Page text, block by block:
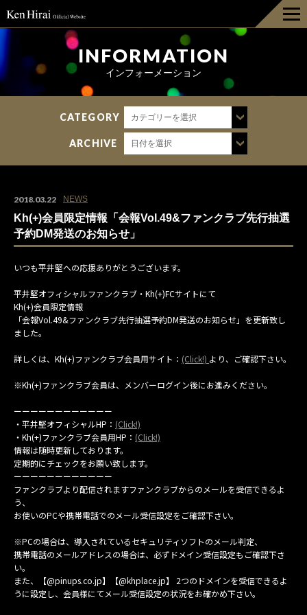
INFORMATION
DISCOGRAPHY
BIOGRAPHY
GOODS
FAN CLUB
MAIL MAGAZINE
INFORMATION
インフォーメーション
CATEGORY カテゴリーを選択
ARCHIVE 日付を選択
2018.03.22 NEWS
Kh(+)会員限定情報「会報Vol.49&ファンクラブ先行抽選
予約DM発送のお知らせ」
いつも平井堅への応援ありがとうございます。
平井堅オフィシャルファンクラブ・Kh(+)FCサイトにて
Kh(+)会員限定情報
「会報Vol.49&ファンクラブ先行抽選予約DM発送のお知らせ」を更新致し
ました。
詳しくは、Kh(+)ファンクラブ会員用サイト： (Click!) より、ご確認下さい。
※Kh(+)ファンクラブ会員は、メンバーログイン後にお進みください。
ーーーーーーーーーーーー
・平井堅オフィシャルHP： (Click!)
・Kh(+)ファンクラブ会員用HP： (Click!)
情報は随時更新しております。
定期的にチェックをお願い致します。
ーーーーーーーーーーーー
ファンクラブより配信されますファンクラブからのメールを受信できるよ
う、
お使いのPCや携帯電話でのメール受信設定をご確認下さい。
※PCの場合は、導入されているセキュリティソフトのメール判定、
携帯電話のメールアドレスの場合は、必ずドメイン受信設定もご確認下さ
い。
また、【@pinups.co.jp】【@khplace.jp】 2つのドメインを受信できるよ
うに設定し、会員様にてメール受信設定の状況をお確かめ下さい。